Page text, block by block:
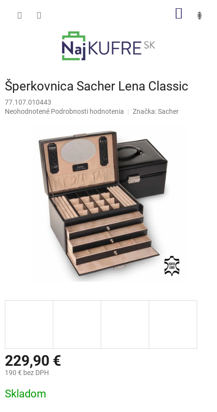
Šperkovnica Sacher Lena Classic
77.107.010443
Priemerné
Neohodnotené Podrobnosti hodnotenia Značka:Sacher
229,90 €
190 € bez DPH
cena:
Skladom